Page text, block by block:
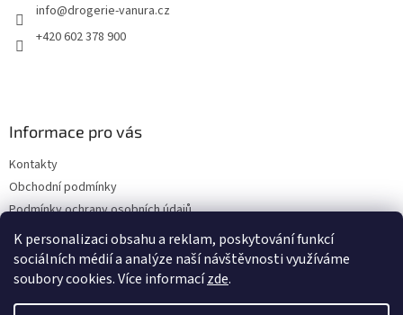
K personalizaci obsahu a reklam, poskytování funkcí
sociálních médií a analýze naší návštěvnosti využíváme
soubory cookies. Více informacízde.
info@drogerie-vanura.cz
+420 602 378 900
Informace pro vás
Kontakty
Obchodní podmínky
Podmínky ochrany osobních údajů
Dodací a platební podmínky